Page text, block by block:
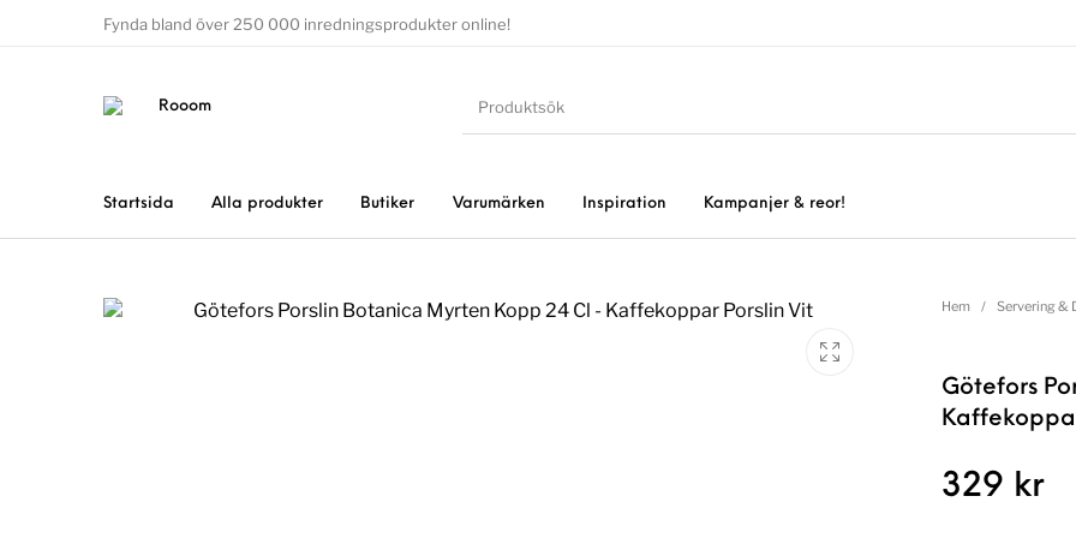
Fynda bland över 250 000 inredningsprodukter online!
Startsida Alla produkter Butiker Varumärken Inspiration Kampanjer & reor!
Hem / Servering &
Götefors
329 kr